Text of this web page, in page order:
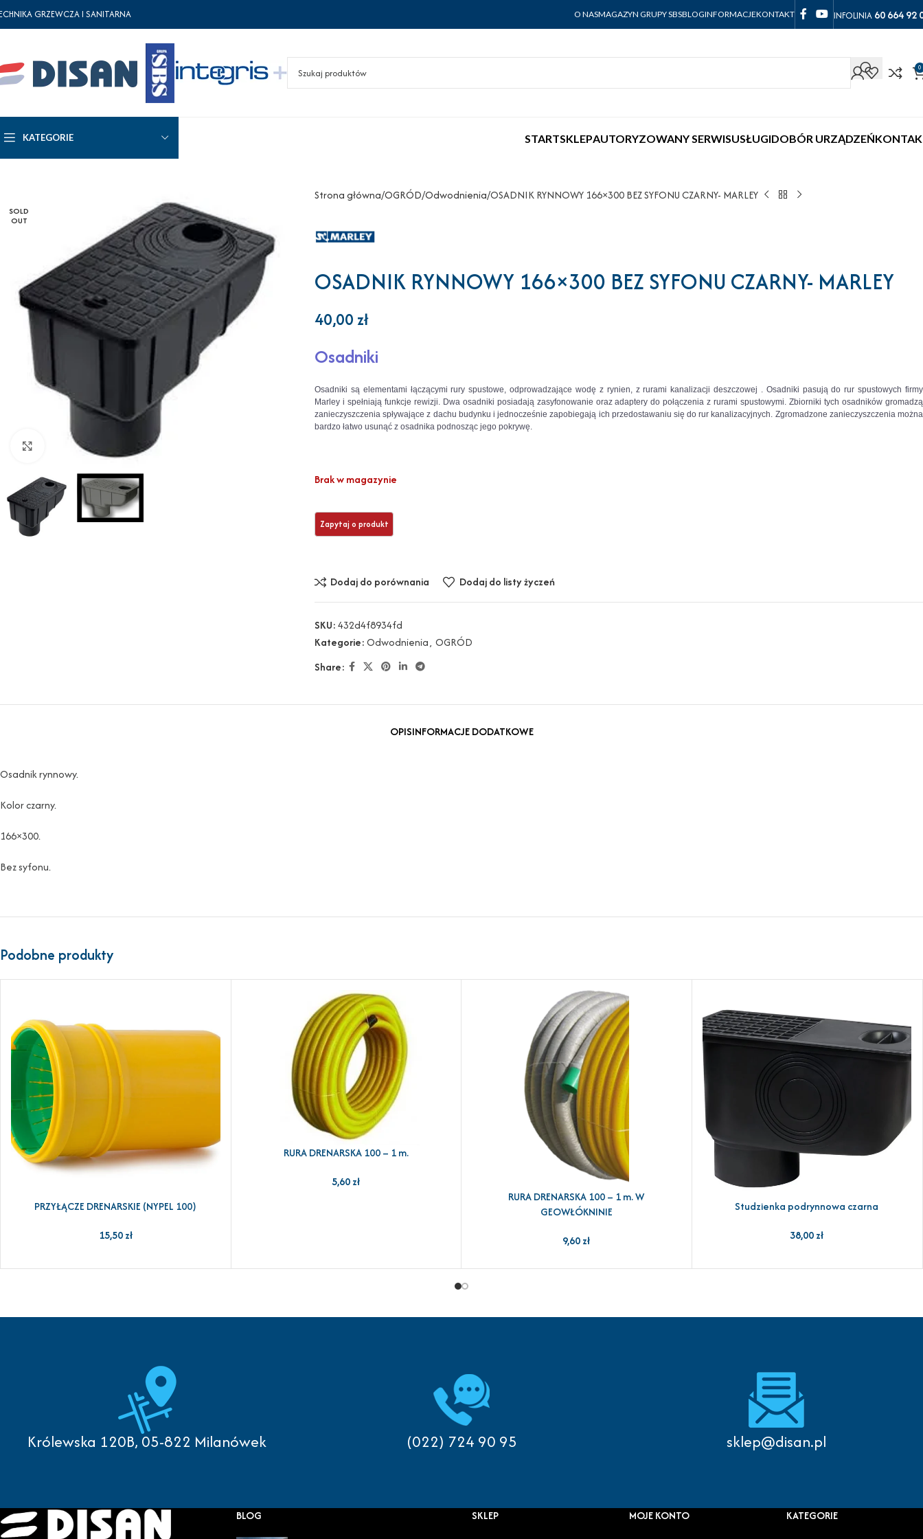
GRZEWCZA I SANITARNA O NASMAGAZYN GRUPY SBSBLOGINFORMACJEKONTAKT INFOLINIA 60 664 92
0
KATEGORIE STARTSKLEPAUTORYZOWANY SERWISUSŁUGIDOBÓR URZĄDZEŃ
SOLD
OUT
Powiększ
Strona główna OGRÓD Odwodnienia OSADNIK RYNNOWY 166×300 BEZ SYFONU CZARNY- MARLEY
OSADNIK RYNNOWY 166×300 BEZ SYFONU CZARNY- MARLEY
40,00zł
Osadniki
Osadniki są elementami łączącymi rury spustowe, odprowadzające wodę z rynien, z rurami kanalizacji deszczowej . Osadniki pasują do rur spustowych firmy
Marley i spełniają funkcje rewizji. Dwa osadniki posiadają zasyfonowanie oraz adaptery do połączenia z rurami spustowymi. Zbiorniki tych osadników gromadzą
zanieczyszczenia spływające z dachu budynku i jednocześnie zapobiegają ich przedostawaniu się do rur kanalizacyjnych. Zgromadzone zanieczyszczenia można
bardzo łatwo usunąć z osadnika podnosząc jego pokrywę.
Brak w magazynie
Dodaj do porównania Dodaj do listy życzeń
SKU:432d4f8934fd
Kategorie:Odwodnienia, OGRÓD
Share:
OPISINFORMACJE DODATKOWE
Osadnik rynnowy.
Kolor czarny.
166×300.
Bez syfonu.
Podobne produkty
DODAJ DO KOSZYKA
PRZYŁĄCZE DRENARSKIE (NYPEL 100)
15,50zł
DODAJ DO KOSZYKARURA DRENARSKA 100 – 1 m.
5,60zł
DODAJ DO KOSZYKA
RURA DRENARSKA 100 – 1 m. W
GEOWŁÓKNINIE
9,60zł
DODAJ DO KOSZYKA
Studzienka podrynnowa czarna
38,00zł
Królewska 120B, 05-822 Milanówek (022) 724 90 95 sklep@disan.pl
BLOG
SKLEP MOJE KONTO KATEGORIE